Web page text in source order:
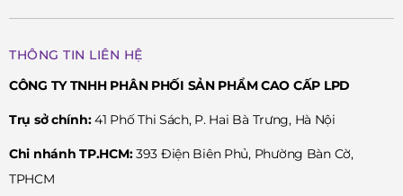
THÔNG TIN LIÊN HỆ
CÔNG TY TNHH PHÂN PHỐI SẢN PHẨM CAO CẤP LPD
Trụ sở chính:41 Phố Thi Sách, P. Hai Bà Trưng, Hà Nội
Chi nhánh TP.HCM:393 Điện Biên Phủ, Phường Bàn Cờ,
TPHCM